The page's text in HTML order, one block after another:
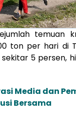
temuan
ton per hari di
5 persen,
Media dan
Bersama